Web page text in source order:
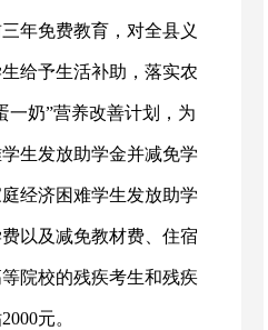
年免费教育，对全县义
给予生活补助，落实农
一奶”营养改善计划，为
生发放助学金并减免学
经济困难学生发放助学
以及减免教材费、住宿
院校的残疾考生和残疾
元。